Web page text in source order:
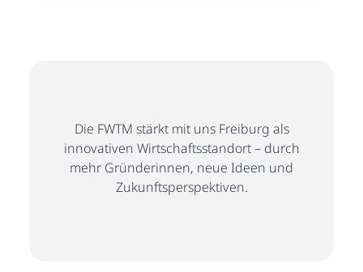
Die FWTM stärkt mit uns Freiburg als
innovativen Wirtschaftsstandort – durch
mehr Gründerinnen, neue Ideen und
Zukunftsperspektiven.